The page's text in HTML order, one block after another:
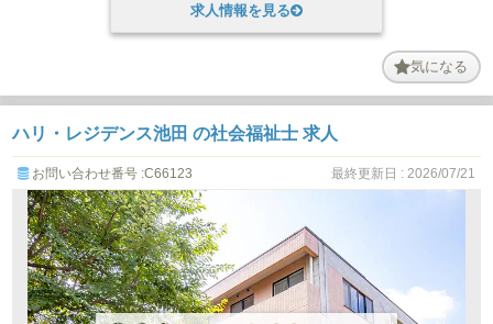
求人情報を見る
気になる
ハリ・レジデンス池田 の社会福祉士 求人
お問い合わせ番号 :C66123 最終更新日 : 2026/07/21